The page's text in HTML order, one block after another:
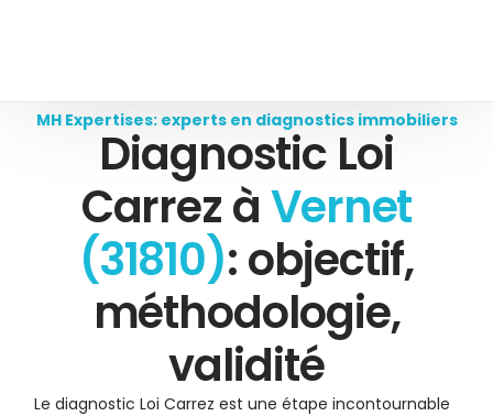
MH Expertises: experts en diagnostics immobiliers
Diagnostic Loi
Carrez àVernet
(31810): objectif,
méthodologie,
validité
Le diagnostic Loi Carrez est une étape incontournable